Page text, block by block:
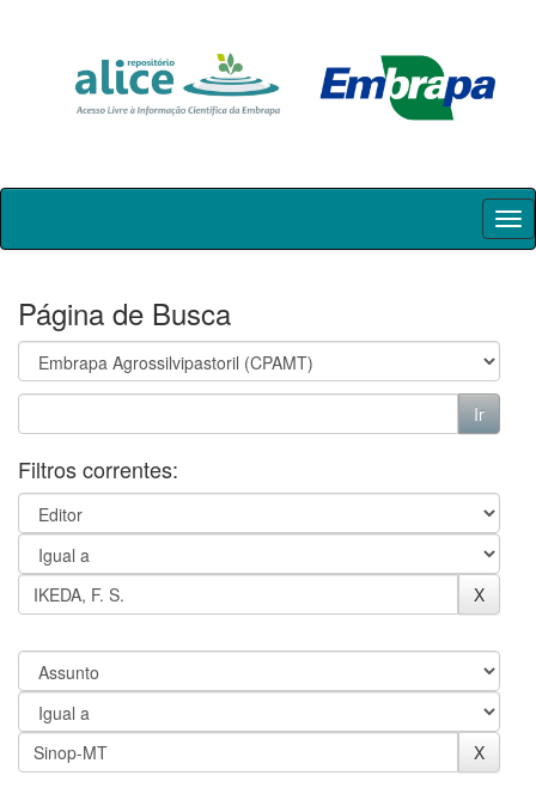
Skip
Página de Busca
Filtros correntes: